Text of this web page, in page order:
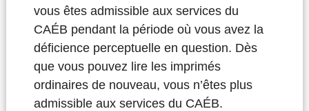
vous êtes admissible aux services du
CAÉB pendant la période où vous avez la
déficience perceptuelle en question. Dès
que vous pouvez lire les imprimés
ordinaires de nouveau, vous n’êtes plus
admissible aux services du CAÉB.